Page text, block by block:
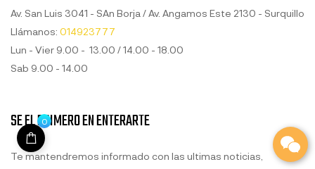
Av. San Luis 3041 - SAn Borja / Av. Angamos Este 2130 - Surquillo
Llámanos: 014923777
Lun - Vier 9.00 - 13.00 / 14.00 - 18.00
Sab 9.00 - 14.00
SE EL PRIMERO EN ENTERARTE
Te mantendremos informado con las ultimas noticias,
0